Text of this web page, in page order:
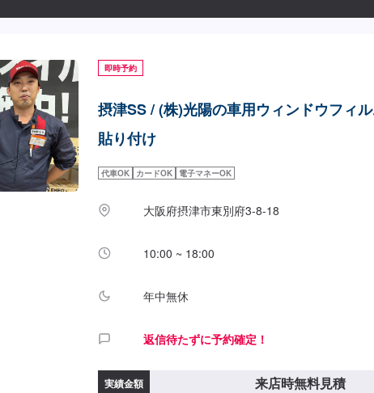
即時予約
摂津SS / (株)光陽の車用ウィンドウフィ
貼り付け
代車OK カードOK 電子マネーOK
大阪府摂津市東別府3-8-18
10:00 ~ 18:00
年中無休
返信待たずに予約確定！
実績金額 来店時無料見積